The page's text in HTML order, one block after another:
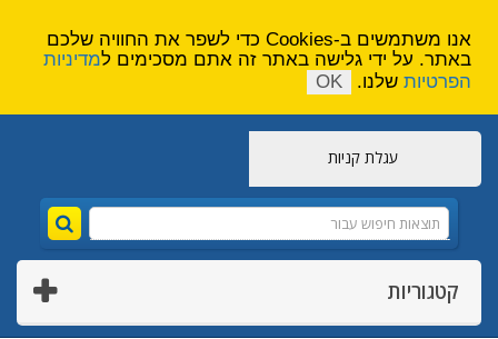
עגלת קניות
קטגוריות
אנו משתמשים ב-Cookies כדי לשפר את החוויה שלכם
באתר. על ידי גלישה באתר זה אתם מסכימים למדיניות
הפרטיות שלנו. OK